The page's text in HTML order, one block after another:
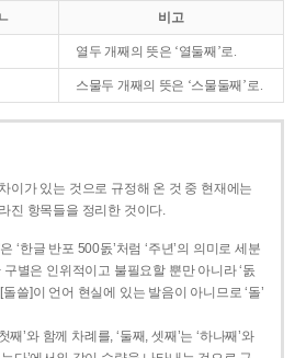
ㄴ 비고
열두 개째의 뜻은 ‘열둘째’로.
스물두 개째의 뜻은 ‘스물둘째’로.
이가 있는 것으로 규정해 온 것 중 현재에는
진 항목들을 정리한 것이다.
‘한글 반포 500돐’처럼 ‘주년’의 의미로 세분
별은 인위적이고 불필요할 뿐만 아니라 ‘돐
쓸]이 언어 현실에 있는 발음이 아니므로 ‘돌’
째’와 함께 차례를, ‘둘째, 셋째’는 ‘하나째’와